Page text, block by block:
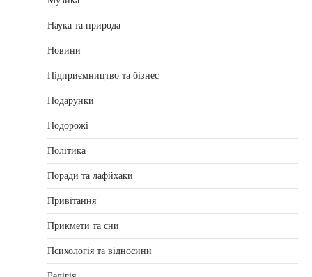
Наука та природа
Новини
Підприємництво та бізнес
Подарунки
Подорожі
Політика
Поради та лафйхаки
Привітання
Прикмети та сни
Психологія та відносини